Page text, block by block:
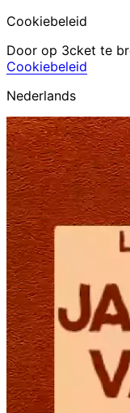
Cookiebeleid
Door op 3cket te
Cookiebeleid
Nederlands